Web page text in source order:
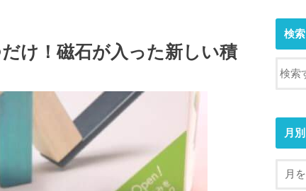
け！磁石が入った新しい積
検索
月別